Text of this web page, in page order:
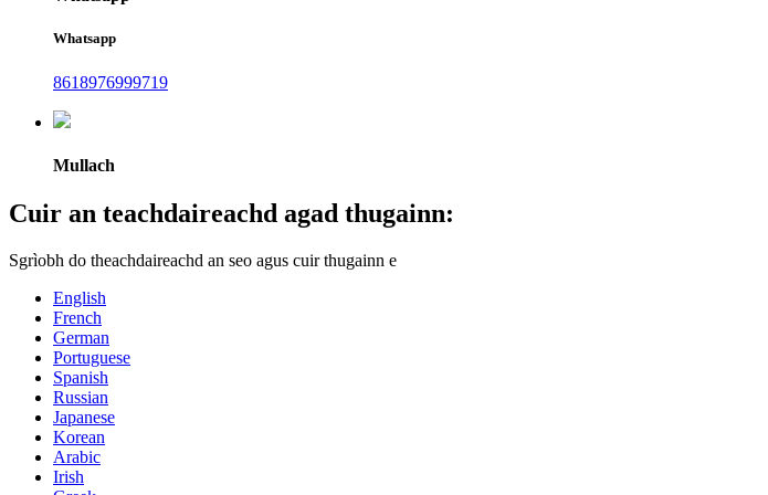
Whatsapp
8618976999719
Mullach
Cuir an teachdaireachd agad thugainn:
Sgrìobh do theachdaireachd an seo agus cuir thugainn e
English
French
German
Portuguese
Spanish
Russian
Japanese
Korean
Arabic
Irish